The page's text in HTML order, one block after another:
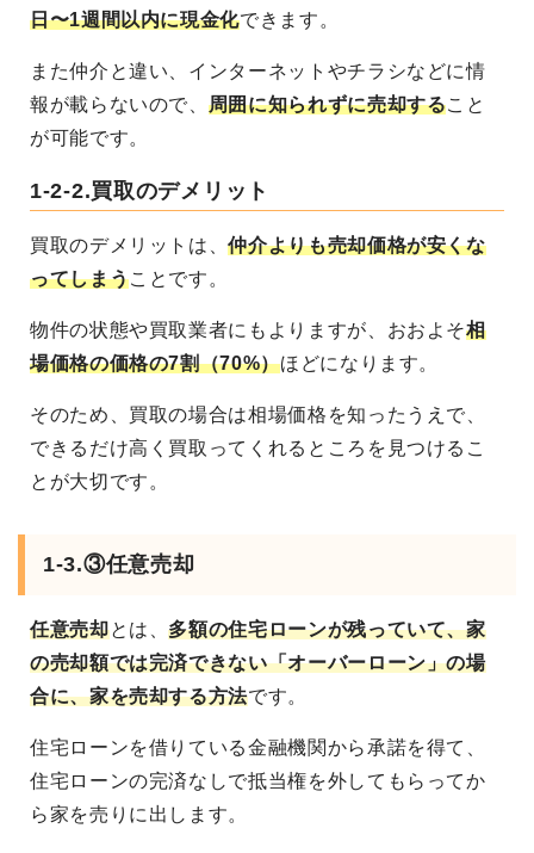
日〜1週間以内に現金化できます。
また仲介と違い、インターネットやチラシなどに情
報が載らないので、 周囲に知られずに売却すること
が可能です。
1-2-2.買取のデメリット
買取のデメリットは、仲介よりも売却価格が安くな
ってしまうことです。
物件の状態や買取業者にもよりますが、おおよそ相
場価格の価格の7割（70%）ほどになります。
そのため、買取の場合は相場価格を知ったうえで、
できるだけ高く買取ってくれるところを見つけるこ
とが大切です。
1-3.③任意売却
任意売却とは、多額の住宅ローンが残っていて、家
の売却額では完済できない「オーバーローン」の場
合に、家を売却する方法です。
住宅ローンを借りている金融機関から承諾を得て、
住宅ローンの完済なしで抵当権を外してもらってか
ら家を売りに出します。